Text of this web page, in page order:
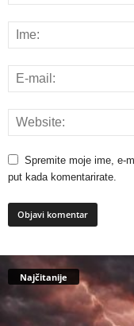
Spremite moje ime, e-
put kada komentarirate.
Najčitanije